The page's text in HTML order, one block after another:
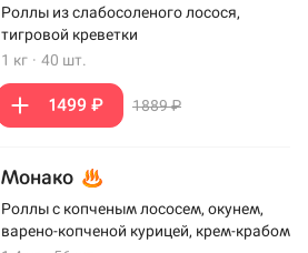
Роллы из слабосоленого лосося,
тигровой креветки
1 кг · 40 шт.
1499 ₽ 1889 ₽
Монако
Роллы с копченым лососем, окунем,
варено-копченой курицей, крем-крабом